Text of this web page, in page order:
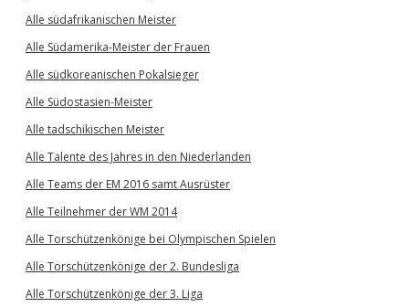
Alle südafrikanischen Meister
Alle Südamerika-Meister der Frauen
Alle südkoreanischen Pokalsieger
Alle Südostasien-Meister
Alle tadschikischen Meister
Alle Talente des Jahres in den Niederlanden
Alle Teams der EM 2016 samt Ausrüster
Alle Teilnehmer der WM 2014
Alle Torschützenkönige bei Olympischen Spielen
Alle Torschützenkönige der 2. Bundesliga
Alle Torschützenkönige der 3. Liga